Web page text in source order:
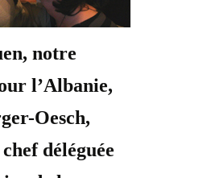
notre
l’Albanie,
Oesch,
déléguée